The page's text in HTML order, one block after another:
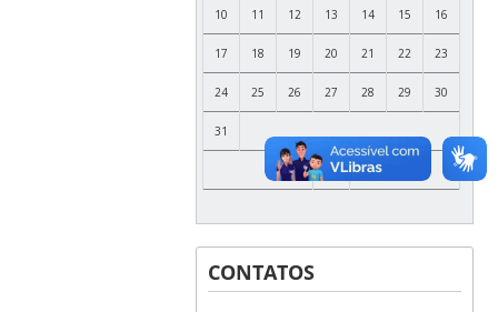
10 11 12 13 14 15 16
17 18 19 20 21 22 23
24 25 26 27 28 29 30
31
CONTATOS